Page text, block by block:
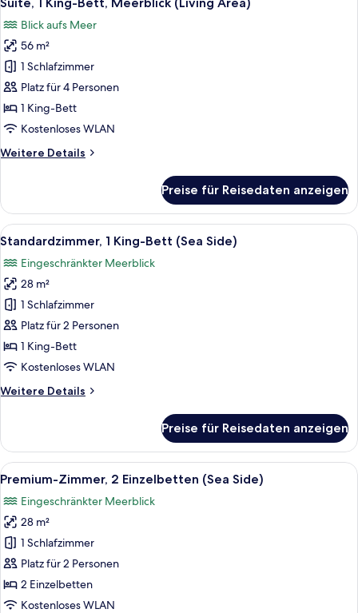
Fotos
für
Suite,
1 King-
Bett,
Meerblick
(Living
anzeigen
Blick aufs Meer
56 m²
1 Schlafzimmer
Platz für 4 Personen
1 King-Bett
Kostenloses WLAN
Weitere Details
Weitere
1 King-
Bett,
Meerblick
Area)
Preise für Reisedaten anzeigen
Alle
Fotos
für
Standardzimmer,
1 King-
Bett
(Sea
Side)
Ein modernes Hotelzimmer mit
12
Standardzimmer, 1 King-Bett (Sea Side)
Eingeschränkter Meerblick
28 m²
1 Schlafzimmer
Platz für 2 Personen
1 King-Bett
Kostenloses WLAN
Weitere Details
Weitere
1 King-
Bett
(Sea
Preise für Reisedaten anzeigen
Alle
Fotos
für
Premium-
Zimmer,
2 Einzelbetten
(Sea
Side)
Ein Hotelzimmer mit zwei Betten,
7
Premium-Zimmer, 2 Einzelbetten (Sea Side)
Eingeschränkter Meerblick
28 m²
1 Schlafzimmer
Platz für 2 Personen
2 Einzelbetten
Kostenloses WLAN